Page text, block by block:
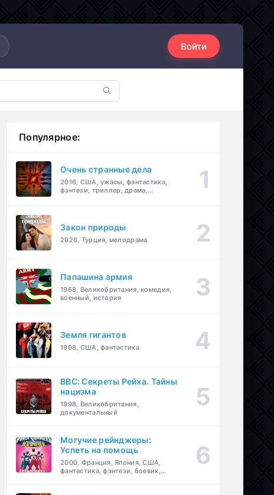
Войти
Популярное:
Очень странные дела
2016, США, ужасы, фантастика,
фэнтези, триллер, драма,
Закон природы
2026, Турция, мелодрама
Папашина армия
1968, Великобритания, комедия,
военный, история
Земля гигантов
1968, США, фантастика
BBC: Секреты Рейха. Тайны
нацизма
1998, Великобритания,
документальный
Могучие рейнджеры:
Успеть на помощь
2000, Франция, Япония, США,
фантастика, фэнтези, боевик,